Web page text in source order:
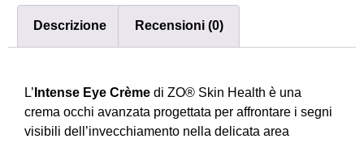
Descrizione Recensioni (0)
L’ Intense Eye Crème di ZO® Skin Health è una
crema occhi avanzata progettata per affrontare i segni
visibili dell’invecchiamento nella delicata area